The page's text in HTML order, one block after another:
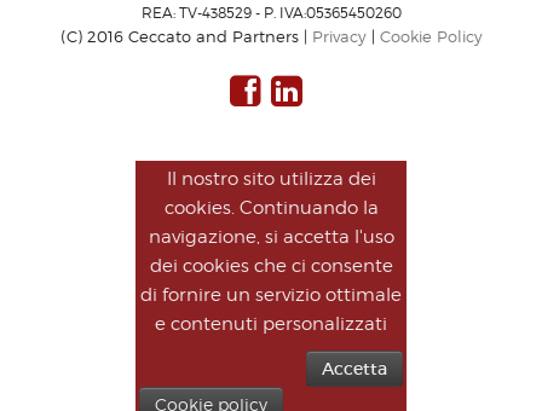
REA: TV-438529 - P. IVA:05365450260
(C) 2016 Ceccato and Partners | Privacy| Cookie Policy
Il nostro sito utilizza dei
cookies. Continuando la
navigazione, si accetta l'uso
dei cookies che ci consente
di fornire un servizio ottimale
e contenuti personalizzati
Accetta
Cookie policy